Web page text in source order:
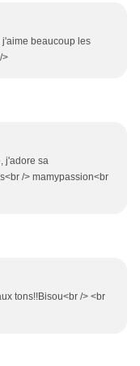
j'aime beaucoup les
>
j'adore sa
/> mamypassion<br
tons!!Bisou<br /> <br